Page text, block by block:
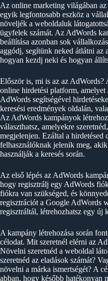
Az online marketing világában
egyik legfontosabb eszköz a
növeljék a weboldaluk
ügyfelek számát. Az AdWords
beállítása azonban sok
aggódj, segítünk neked átlátni az
hogyan kezdj neki és hogyan
Először is, mi is az az
online hirdetési platform, amelyet
AdWords segítségével
keresési eredmények oldalán,
Az AdWords kampányok
választhatsz, amelyekre
megjelenjen. Ezáltal a hirdetésed
felhasználóknak jelenik meg,
használják a keresés során.
Az első lépés az AdWords
hogy regisztrálj egy AdWords
fiókra van szükséged, és
regisztrációt a Google AdWords
regisztráltál, létrehozhatsz egy új
A kampány létrehozása során
célodat. Mit szeretnél elérni az
Növelni szeretnéd a weboldal
szeretnéd az eladások számát?
növelni a márka ismertségét? A
abban, hogy később hatékonyan